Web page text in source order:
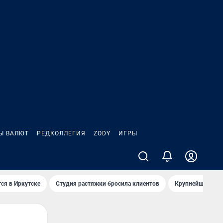
ВАЛЮТ РЕДКОЛЛЕГИЯ ZODY ИГРЫ
в Иркутске Студия растяжки бросила клиентов Крупнейшие